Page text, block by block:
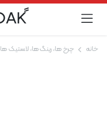
ًRAYKAYADAK
خانه چرخ ها، رینگ ها، لاستیک ها